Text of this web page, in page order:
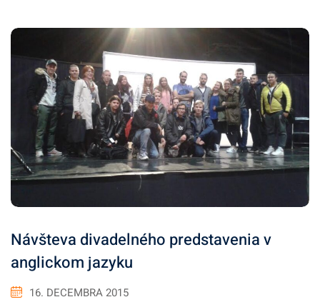
Návšteva divadelného predstavenia v
anglickom jazyku
16. DECEMBRA 2015